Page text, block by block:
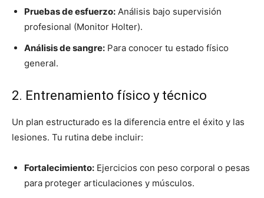
Pruebas de esfuerzo: Análisis bajo supervisión
profesional (Monitor Holter).
Análisis de sangre: Para conocer tu estado físico
general.
2. Entrenamiento físico y técnico
Un plan estructurado es la diferencia entre el éxito y las
lesiones. Tu rutina debe incluir:
Fortalecimiento: Ejercicios con peso corporal o pesas
para proteger articulaciones y músculos.